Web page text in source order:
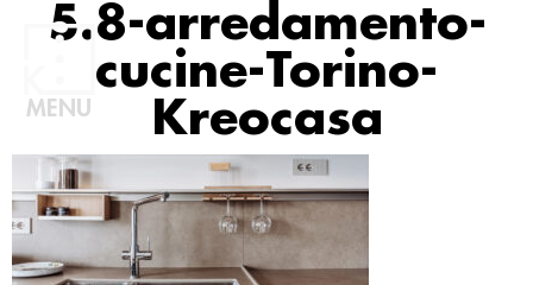
MENU
5.8-arredamento-
cucine-Torino-
Kreocasa